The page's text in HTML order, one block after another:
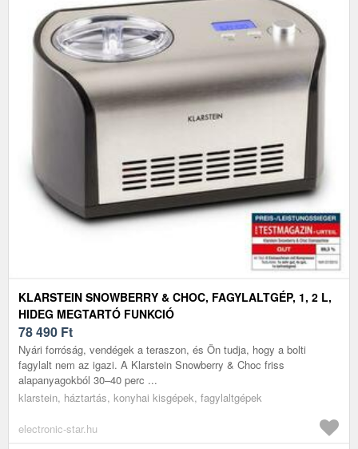
KLARSTEIN SNOWBERRY & CHOC, FAGYLALTGÉP, 1, 2 L,
HIDEG MEGTARTÓ FUNKCIÓ
78 490 Ft
Nyári forróság, vendégek a teraszon, és Ön tudja, hogy a bolti
fagylalt nem az igazi. A Klarstein Snowberry & Choc friss
alapanyagokból 30–40 perc ...
klarstein, háztartás, konyhai kisgépek, fagylaltgépek
electronic-star.hu